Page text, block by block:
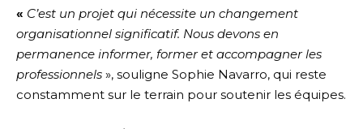
« C’est un projet qui nécessite un changement
organisationnel significatif. Nous devons en
permanence informer, former et accompagner les
professionnels », souligne Sophie Navarro, qui reste
constamment sur le terrain pour soutenir les équipes.